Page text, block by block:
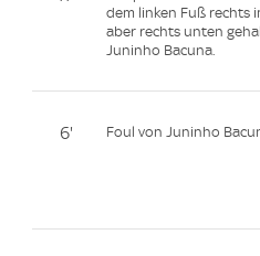
dem linken Fuß rechts
aber rechts unten
Juninho Bacuna.
6' Foul von Juninho